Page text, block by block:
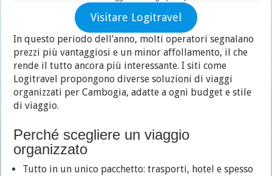
Visitare Logitravel
In questo periodo dell’anno, molti operatori segnalano
prezzi più vantaggiosi e un minor affollamento, il che
rende il tutto ancora più interessante. I siti come
Logitravel propongono diverse soluzioni di viaggi
organizzati per Cambogia, adatte a ogni budget e stile
di viaggio.
Perché scegliere un viaggio
organizzato
Tutto in un unico pacchetto: trasporti, hotel e spesso